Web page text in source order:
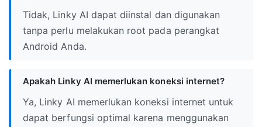
Tidak, Linky AI dapat diinstal dan digunakan
tanpa perlu melakukan root pada perangkat
Android Anda.
Apakah Linky AI memerlukan koneksi internet?
Ya, Linky AI memerlukan koneksi internet untuk
dapat berfungsi optimal karena menggunakan